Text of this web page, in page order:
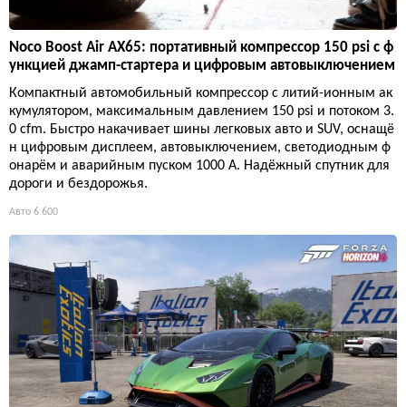
Noco Boost Air AX65: портативный компрессор 150 psi с ф
ункцией джамп-стартера и цифровым автовыключением
Компактный автомобильный компрессор с литий-ионным ак
кумулятором, максимальным давлением 150 psi и потоком 3.
0 cfm. Быстро накачивает шины легковых авто и SUV, оснащё
н цифровым дисплеем, автовыключением, светодиодным ф
онарём и аварийным пуском 1000 А. Надёжный спутник для
дороги и бездорожья.
Авто 6 600